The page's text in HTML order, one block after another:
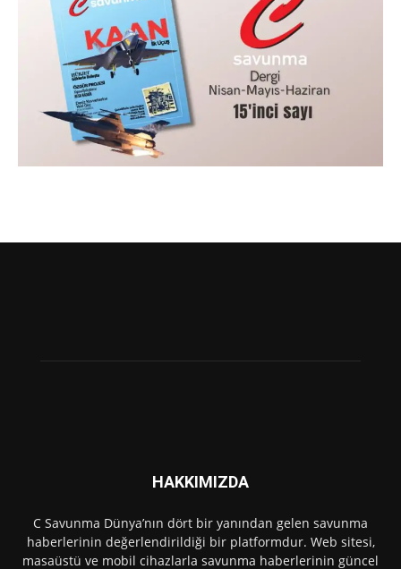
HAKKIMIZDA
C Savunma Dünya’nın dört bir yanından gelen savunma
haberlerinin değerlendirildiği bir platformdur. Web sitesi,
masaüstü ve mobil cihazlarla savunma haberlerinin güncel